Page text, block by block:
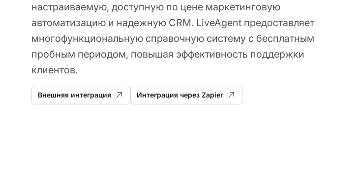
настраиваемую, доступную по цене маркетинговую
автоматизацию и надежную CRM. LiveAgent предоставляет
многофункциональную справочную систему с бесплатным
пробным периодом, повышая эффективность поддержки
клиентов.
Внешняя интеграция Интеграция через Zapier